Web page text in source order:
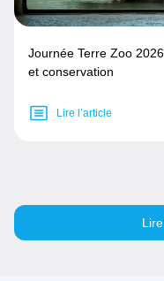
Journée Terre Zoo
et conservation
Lire l’article